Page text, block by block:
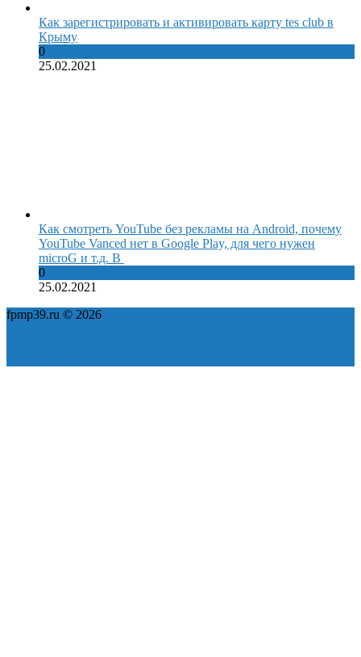
Как зарегистрировать и активировать карту tes club в
Крыму
0
25.02.2021
Как смотреть YouTube без рекламы на Android, почему
YouTube Vanced нет в Google Play, для чего нужен
microG и т.д. В
0
25.02.2021
fpmp39.ru © 2026